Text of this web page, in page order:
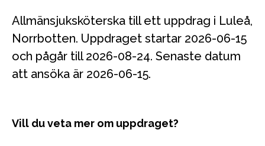
Allmänsjuksköterska till ett uppdrag i Luleå,
Norrbotten. Uppdraget startar 2026-06-15
och pågår till 2026-08-24. Senaste datum
att ansöka är 2026-06-15.
Vill du veta mer om uppdraget?